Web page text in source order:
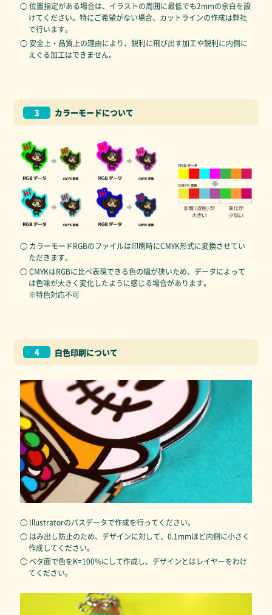
◯ 位置指定がある場合は、イラストの周囲に最低でも2mmの余白を設
けてください。特にご希望がない場合、カットラインの作成は弊社
で行います。
◯ 安全上・品質上の理由により、鋭利に飛び出す加工や鋭利に内側に
えぐる加工はできません。
3 カラーモードについて
◯ カラーモードRGBのファイルは印刷時にCMYK形式に変換させてい
ただきます。
◯ CMYKはRGBに比べ表現できる色の幅が狭いため、データによって
は色味が大きく変化したように感じる場合があります。
※特色対応不可
4 白色印刷について
◯ Illustratorのパスデータで作成を行ってください。
◯ はみ出し防止のため、デザインに対して、0.1mmほど内側に小さく
作成してください。
◯ ベタ面で色をK=100%にして作成し、デザインとはレイヤーをわけ
てください。